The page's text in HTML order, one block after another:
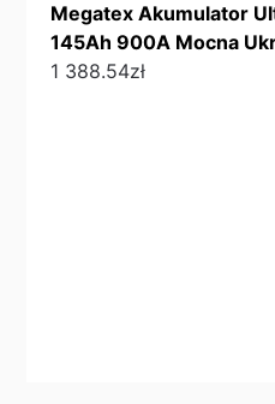
Megatex Akumulator
145Ah 900A Mocna
1 388.54zł